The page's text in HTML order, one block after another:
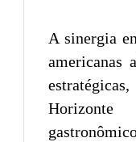
A sinergia
americanas